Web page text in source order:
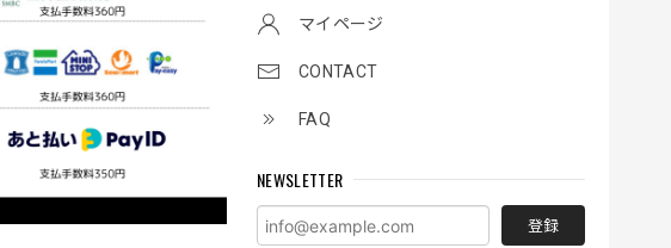
マイページ
CONTACT
FAQ
NEWSLETTER
登録